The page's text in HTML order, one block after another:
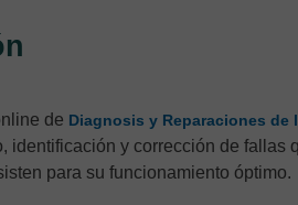
de Diagnosis y Reparaciones de
identificación y corrección de fallas
para su funcionamiento óptimo.